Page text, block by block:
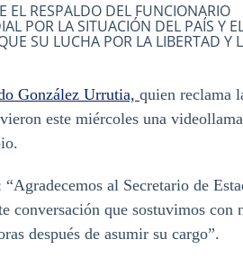
EL RESPALDO DEL FUNCIONARIO
POR LA SITUACIÓN DEL PAÍS Y
SU LUCHA POR LA LIBERTAD Y
González Urrutia, quien reclama
este miércoles una
“Agradecemos al Secretario de
que sostuvimos con
después de asumir su cargo”.